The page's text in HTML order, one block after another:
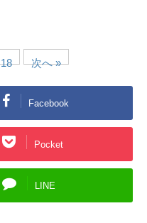
18 次へ »
Facebook
Pocket
LINE